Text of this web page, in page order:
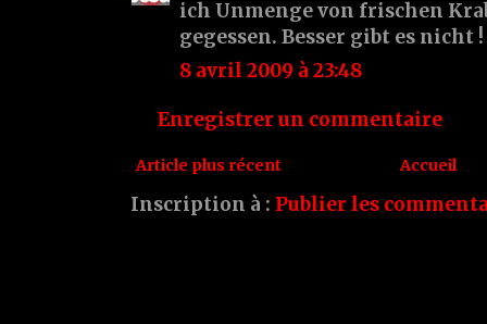
ich Unmenge von frischen
gegessen. Besser gibt es nicht !
8 avril 2009 à 23:48
Enregistrer un commentaire
Article plus récent Accueil
Inscription à : Publier les